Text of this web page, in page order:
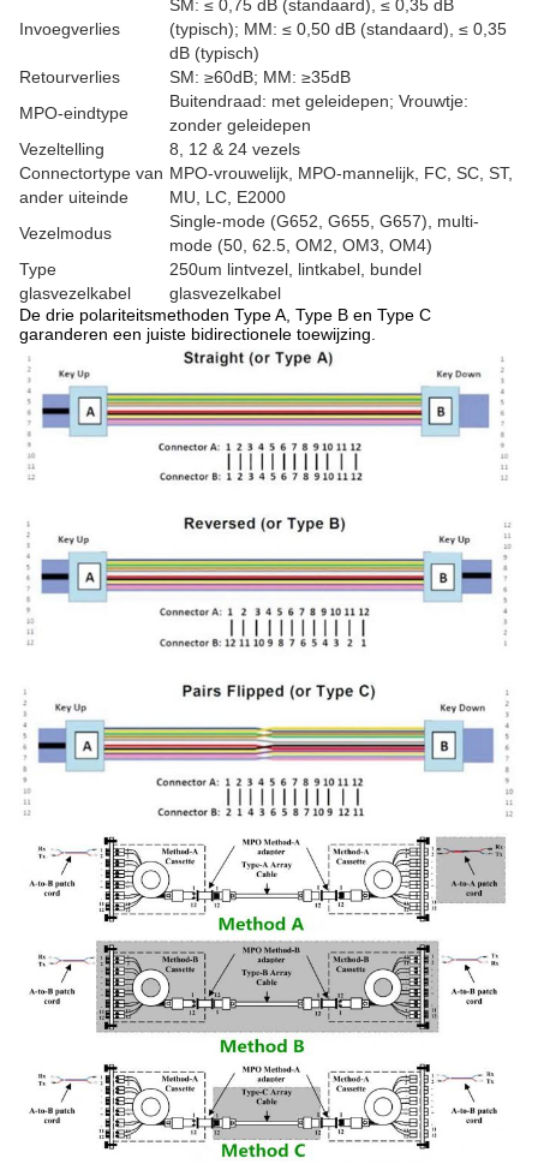
Invoegverlies
SM: ≤ 0,75 dB (standaard), ≤ 0,35 dB
(typisch); MM: ≤ 0,50 dB (standaard), ≤ 0,35
dB (typisch)
Retourverlies
SM: ≥60dB; MM: ≥35dB
MPO-eindtype
Buitendraad: met geleidepen; Vrouwtje:
zonder geleidepen
Vezeltelling
8, 12 & 24 vezels
Connectortype van
ander uiteinde
MPO-vrouwelijk, MPO-mannelijk, FC, SC, ST,
MU, LC, E2000
Vezelmodus
Single-mode (G652, G655, G657), multi-
mode (50, 62.5, OM2, OM3, OM4)
Type
glasvezelkabel
250um lintvezel, lintkabel, bundel
glasvezelkabel
De drie polariteitsmethoden Type A, Type B en Type C
garanderen een juiste bidirectionele toewijzing.